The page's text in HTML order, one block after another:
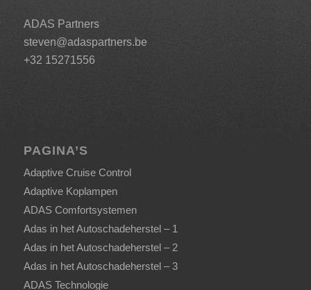
ADAS Partners
steven@adaspartners.be
+32 15271556
PAGINA’S
Adaptive Cruise Control
Adaptive Koplampen
ADAS Comfortsystemen
Adas in het Autoschadeherstel – 1
Adas in het Autoschadeherstel – 2
Adas in het Autoschadeherstel – 3
ADAS Technologie